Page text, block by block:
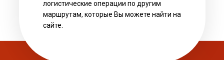
логистические операции по другим
маршрутам, которые Вы можете найти на
сайте.